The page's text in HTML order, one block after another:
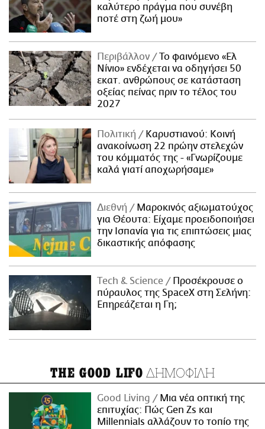
καλύτερο πράγμα που συνέβη
ποτέ στη ζωή μου»
Περιβάλλον
Το φαινόμενο «Ελ
Νίνιο» ενδέχεται να οδηγήσει 50
εκατ. ανθρώπους σε κατάσταση
οξείας πείνας πριν το τέλος του
2027
Πολιτική
Καρυστιανού: Κοινή
ανακοίνωση 22 πρώην στελεχών
του κόμματός της - «Γνωρίζουμε
καλά γιατί αποχωρήσαμε»
Διεθνή
Μαροκινός αξιωματούχος
για Θέουτα: Είχαμε προειδοποιήσει
την Ισπανία για τις επιπτώσεις μιας
δικαστικής απόφασης
Τech & Science
Προσέκρουσε ο
πύραυλος της SpaceX στη Σελήνη:
Επηρεάζεται η Γη;
THE GOOD LIFO ΔΗΜΟΦΙΛΗ
Good Living
Μια νέα οπτική της
επιτυχίας: Πώς Gen Zs και
Millennials αλλάζουν το τοπίο της